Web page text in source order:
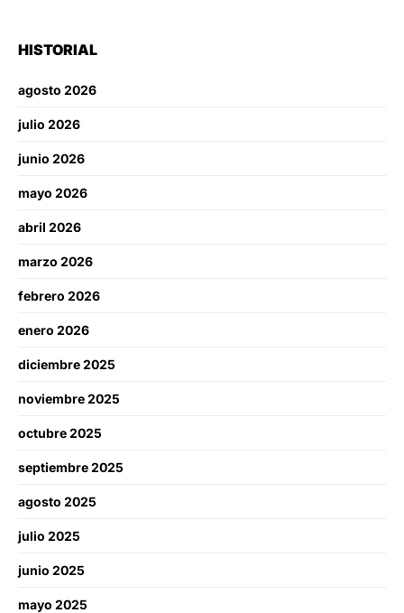
HISTORIAL
agosto 2026
julio 2026
junio 2026
mayo 2026
abril 2026
marzo 2026
febrero 2026
enero 2026
diciembre 2025
noviembre 2025
octubre 2025
septiembre 2025
agosto 2025
julio 2025
junio 2025
mayo 2025